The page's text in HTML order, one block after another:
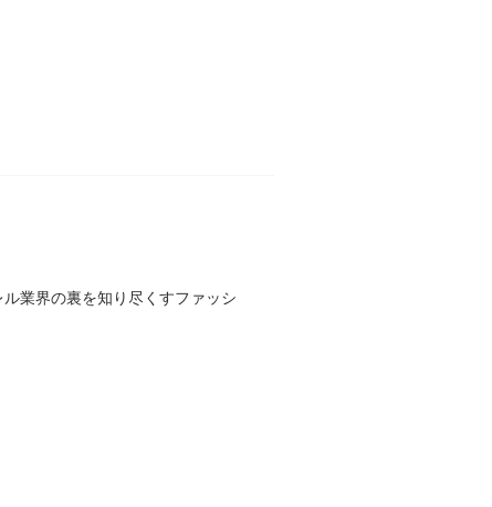
業界の裏を知り尽くすファッシ